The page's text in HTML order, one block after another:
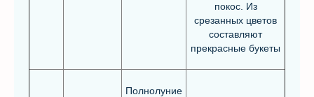
покос. Из
срезанных цветов
составляют
прекрасные букеты
Полнолуние